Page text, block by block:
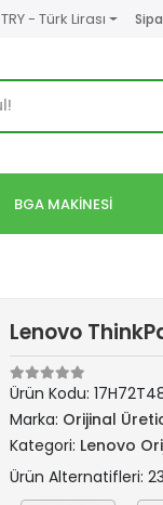
TRY - Türk Lirası
BGA MAKİNESİ
Lenovo
Ürün Kodu:
Marka: Orijinal
Kategori: Lenovo
Ürün Alternatifleri: